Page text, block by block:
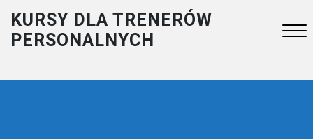
content
KURSY DLA TRENERÓW
PERSONALNYCH